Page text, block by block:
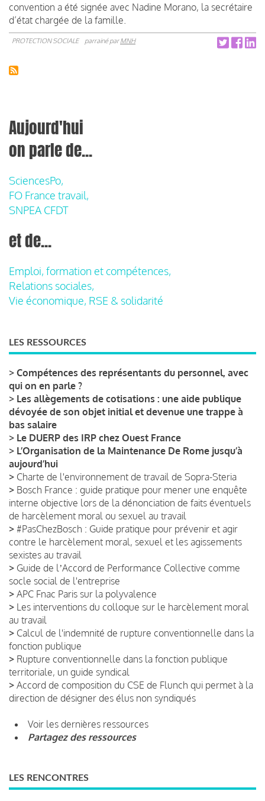
convention a été signée avec Nadine Morano, la secrétaire
d’état chargée de la famille.
PROTECTION SOCIALE parrainé parMNH
Aujourd'hui
on parle de...
SciencesPo,
FO France travail,
SNPEA CFDT
et de...
Emploi, formation et compétences,
Relations sociales,
Vie économique, RSE & solidarité
LES RESSOURCES
> Compétences des représentants du personnel, avec
qui on en parle ?
> Les allègements de cotisations : une aide publique
dévoyée de son objet initial et devenue une trappe à
bas salaire
> Le DUERP des IRP chez Ouest France
> L’Organisation de la Maintenance De Rome jusqu’à
aujourd’hui
> Charte de l'environnement de travail de Sopra-Steria
> Bosch France : guide pratique pour mener une enquête
interne objective lors de la dénonciation de faits éventuels
de harcèlement moral ou sexuel au travail
> #PasChezBosch : Guide pratique pour prévenir et agir
contre le harcèlement moral, sexuel et les agissements
sexistes au travail
> Guide de lʼAccord de Performance Collective comme
socle social de l'entreprise
> APC Fnac Paris sur la polyvalence
> Les interventions du colloque sur le harcèlement moral
au travail
> Calcul de l'indemnité de rupture conventionnelle dans la
fonction publique
> Rupture conventionnelle dans la fonction publique
territoriale, un guide syndical
> Accord de composition du CSE de Flunch qui permet à la
direction de désigner des élus non syndiqués
Voir les dernières ressources
Partagez des ressources
LES RENCONTRES